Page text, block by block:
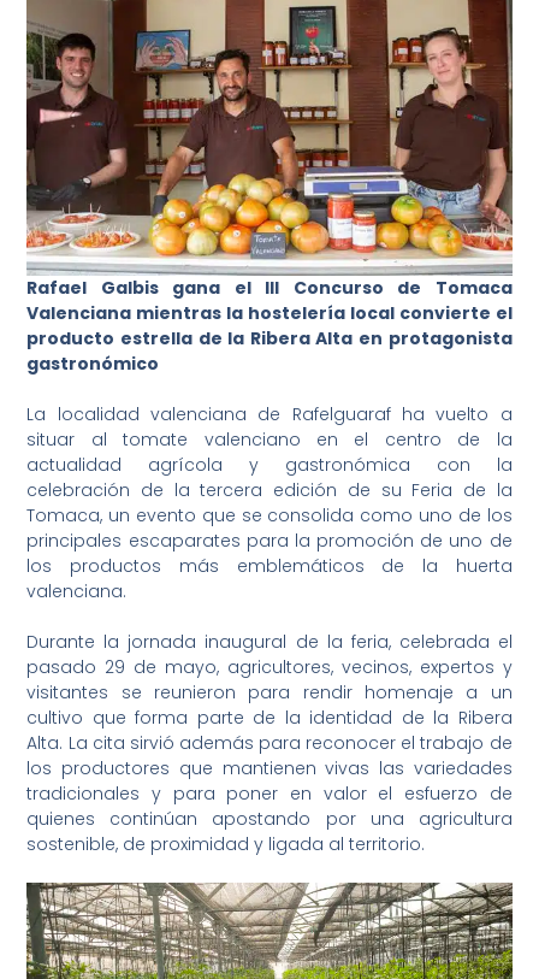
Rafael Galbis gana el III Concurso de Tomaca
Valenciana mientras la hostelería local convierte el
producto estrella de la Ribera Alta en protagonista
gastronómico
La localidad valenciana de Rafelguaraf ha vuelto a
situar al tomate valenciano en el centro de la
actualidad agrícola y gastronómica con la
celebración de la tercera edición de su Feria de la
Tomaca, un evento que se consolida como uno de los
principales escaparates para la promoción de uno de
los productos más emblemáticos de la huerta
valenciana.
Durante la jornada inaugural de la feria, celebrada el
pasado 29 de mayo, agricultores, vecinos, expertos y
visitantes se reunieron para rendir homenaje a un
cultivo que forma parte de la identidad de la Ribera
Alta. La cita sirvió además para reconocer el trabajo de
los productores que mantienen vivas las variedades
tradicionales y para poner en valor el esfuerzo de
quienes continúan apostando por una agricultura
sostenible, de proximidad y ligada al territorio.